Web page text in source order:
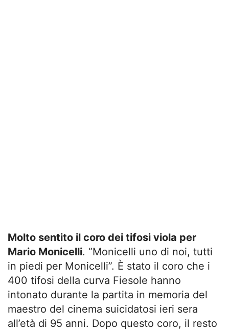
Molto sentito il coro dei tifosi viola per
Mario Monicelli. “Monicelli uno di noi, tutti
in piedi per Monicelli”. È stato il coro che i
400 tifosi della curva Fiesole hanno
intonato durante la partita in memoria del
maestro del cinema suicidatosi ieri sera
all’età di 95 anni. Dopo questo coro, il resto